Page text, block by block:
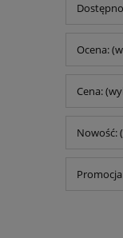
Ocena:
Cena:
Nowość: